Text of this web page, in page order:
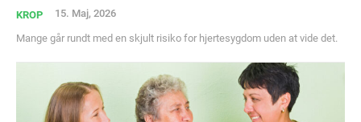
Gratis
Etiam est nibh, lobortis sit
Praesent euismod ac
KROP 15. Maj, 2026
Mange går rundt med en skjult risiko for hjertesygdom uden at vide det.